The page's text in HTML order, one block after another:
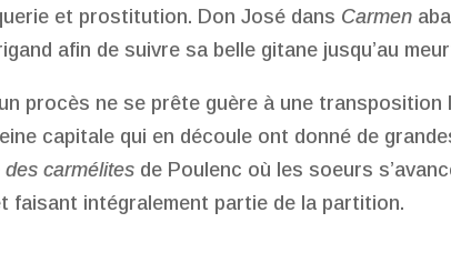
et prostitution. Don José dans Carmen
afin de suivre sa belle gitane jusqu’au
procès ne se prête guère à une transposition
capitale qui en découle ont donné de
des carmélites de Poulenc où les soeurs
faisant intégralement partie de la partition.